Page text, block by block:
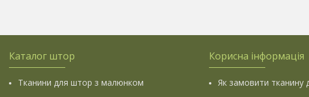
Каталог штор
Тканини для штор з малюнком
Корисна інформація
Як замовити тканину